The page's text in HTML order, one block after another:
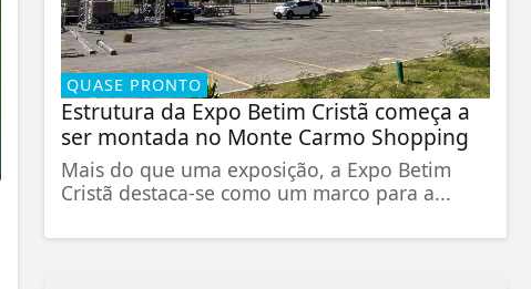
QUASE PRONTO
Estrutura da Expo Betim Cristã começa a
ser montada no Monte Carmo Shopping
Mais do que uma exposição, a Expo Betim
Cristã destaca-se como um marco para a...